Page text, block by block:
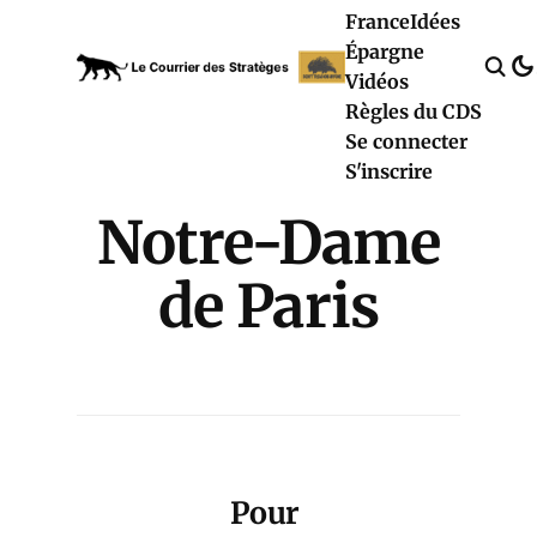
FranceIdées
Épargne
Vidéos
Règles du CDS
Se connecter
S'inscrire
Notre-Dame
de Paris
Pour